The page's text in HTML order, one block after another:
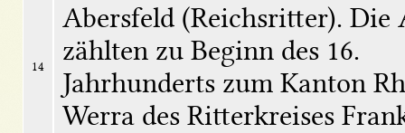
14
Abersfeld (Reichsritter). Die
zählten zu Beginn des 16.
Jahrhunderts zum Kanton
Werra des Ritterkreises